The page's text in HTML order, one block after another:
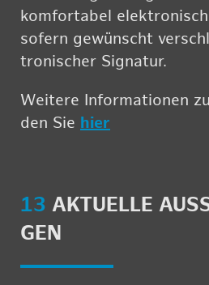
kom­for­ta­bel
so­fern ge­wünscht
tro­ni­scher Si­gna­tur.
Wei­te­re In­for­ma­tio­nen
den Sie hier
13 AK­TU­EL­LE
GEN